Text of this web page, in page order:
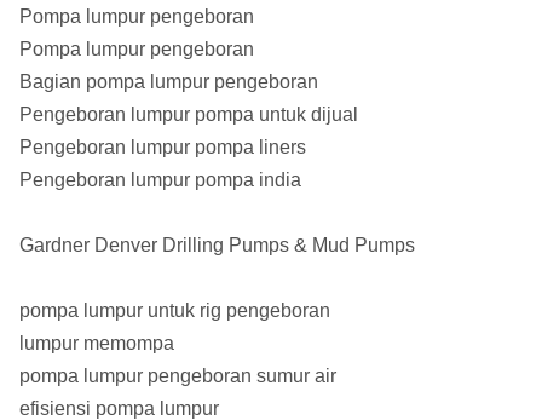
Pompa lumpur pengeboran
Pompa lumpur pengeboran
Bagian pompa lumpur pengeboran
Pengeboran lumpur pompa untuk dijual
Pengeboran lumpur pompa liners
Pengeboran lumpur pompa india
Gardner Denver Drilling Pumps & Mud Pumps
pompa lumpur untuk rig pengeboran
lumpur memompa
pompa lumpur pengeboran sumur air
efisiensi pompa lumpur